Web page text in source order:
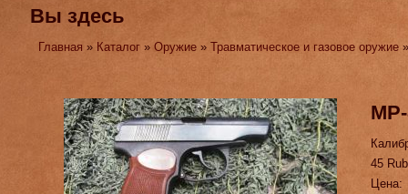
Вы здесь
Главная » Каталог »Оружие »Травматическое и газовое оружие
МР-
45
Цена: